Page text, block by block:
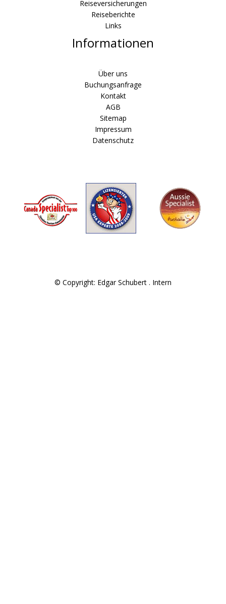
Reiseversicherungen
Reiseberichte
Links
Informationen
Über uns
Buchungsanfrage
Kontakt
AGB
Sitemap
Impressum
Datenschutz
© Copyright: Edgar Schubert . Intern